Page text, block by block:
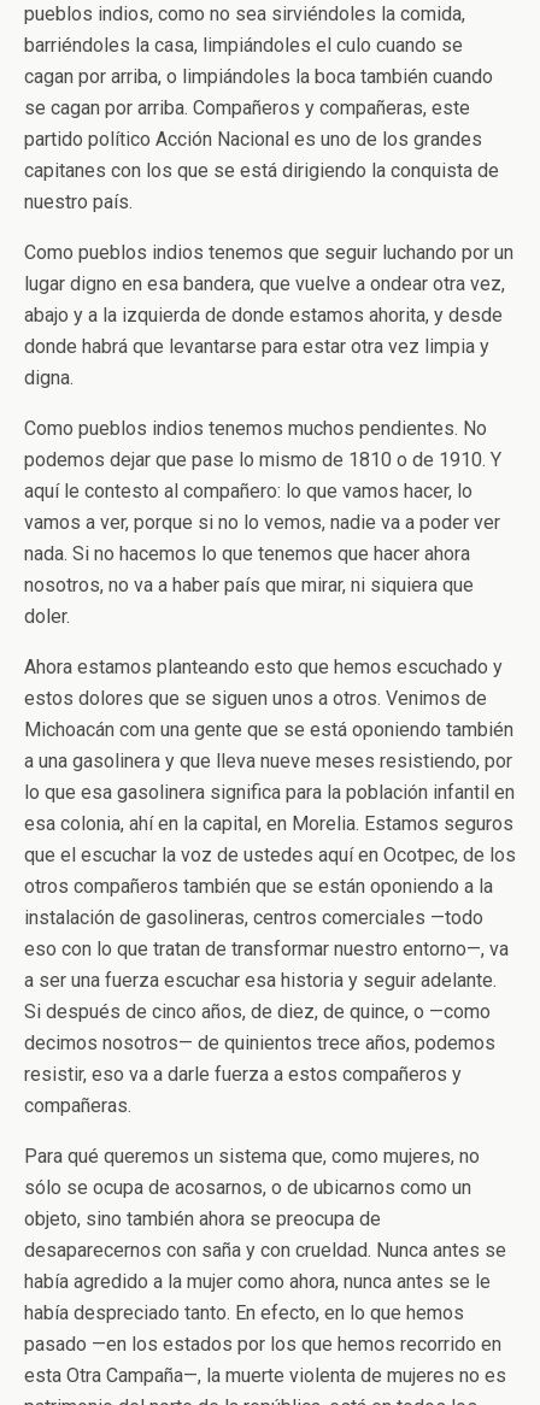
pueblos indios, como no sea sirviéndoles la comida,
barriéndoles la casa, limpiándoles el culo cuando se
cagan por arriba, o limpiándoles la boca también cuando
se cagan por arriba. Compañeros y compañeras, este
partido político Acción Nacional es uno de los grandes
capitanes con los que se está dirigiendo la conquista de
nuestro país.
Como pueblos indios tenemos que seguir luchando por un
lugar digno en esa bandera, que vuelve a ondear otra vez,
abajo y a la izquierda de donde estamos ahorita, y desde
donde habrá que levantarse para estar otra vez limpia y
digna.
Como pueblos indios tenemos muchos pendientes. No
podemos dejar que pase lo mismo de 1810 o de 1910. Y
aquí le contesto al compañero: lo que vamos hacer, lo
vamos a ver, porque si no lo vemos, nadie va a poder ver
nada. Si no hacemos lo que tenemos que hacer ahora
nosotros, no va a haber país que mirar, ni siquiera que
doler.
Ahora estamos planteando esto que hemos escuchado y
estos dolores que se siguen unos a otros. Venimos de
Michoacán com una gente que se está oponiendo también
a una gasolinera y que lleva nueve meses resistiendo, por
lo que esa gasolinera significa para la población infantil en
esa colonia, ahí en la capital, en Morelia. Estamos seguros
que el escuchar la voz de ustedes aquí en Ocotpec, de los
otros compañeros también que se están oponiendo a la
instalación de gasolineras, centros comerciales —todo
eso con lo que tratan de transformar nuestro entorno—, va
a ser una fuerza escuchar esa historia y seguir adelante.
Si después de cinco años, de diez, de quince, o —como
decimos nosotros— de quinientos trece años, podemos
resistir, eso va a darle fuerza a estos compañeros y
compañeras.
Para qué queremos un sistema que, como mujeres, no
sólo se ocupa de acosarnos, o de ubicarnos como un
objeto, sino también ahora se preocupa de
desaparecernos con saña y con crueldad. Nunca antes se
había agredido a la mujer como ahora, nunca antes se le
había despreciado tanto. En efecto, en lo que hemos
pasado —en los estados por los que hemos recorrido en
esta Otra Campaña—, la muerte violenta de mujeres no es